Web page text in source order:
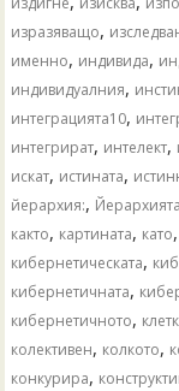
изразяващо,
именно, индивида,
индивидуалния,
интеграцията10,
интегрират, интелект,
искат, истината,
йерархия:, Йерархията
както, картината, като,
кибернетическата,
кибернетичната,
кибернетичното,
колективен, колкото,
конкурира,